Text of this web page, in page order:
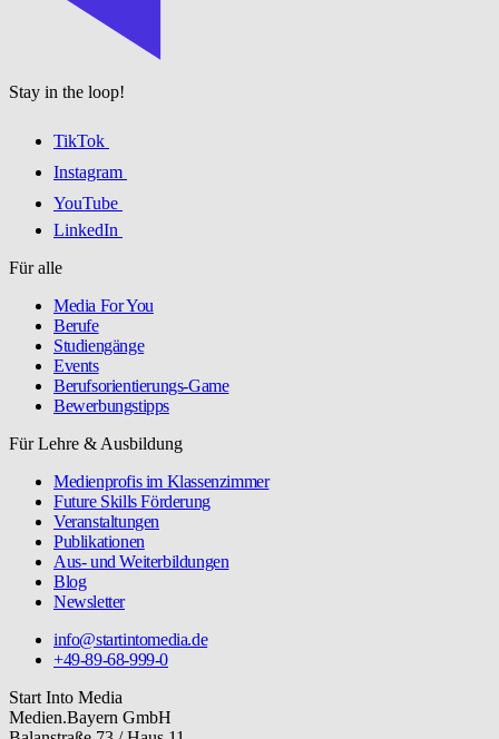
Stay in the loop!
TikTok
Instagram
YouTube
LinkedIn
Für alle
Media For You
Berufe
Studiengänge
Events
Berufsorientierungs-Game
Bewerbungstipps
Für Lehre & Ausbildung
Medienprofis im Klassenzimmer
Future Skills Förderung
Veranstaltungen
Publikationen
Aus- und Weiterbildungen
Blog
Newsletter
info@startintomedia.de
+49-89-68-999-0
Start Into Media
Medien.Bayern GmbH